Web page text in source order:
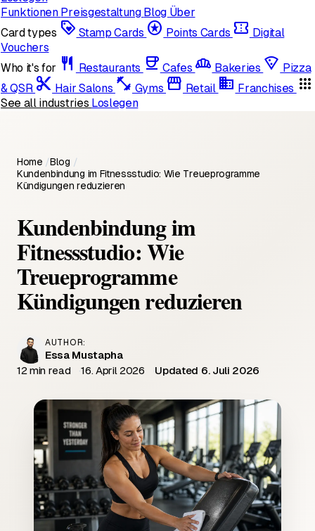
Funktionen Preisgestaltung Blog Über
Card types loyalty Stamp Cards stars Points Cards confirmation_number Digital
Vouchers
Who it's for restaurant Restaurants coffee Cafes bakery_dining Bakeries local_pizza Pizza
& QSR content_cut Hair Salons fitness_center Gyms storefront Retail domain Franchises apps
See all industries Loslegen
Home /Blog /
Kundenbindung im Fitnessstudio: Wie Treueprogramme
Kündigungen reduzieren
Kundenbindung im
Fitnessstudio: Wie
Treueprogramme
Kündigungen reduzieren
AUTHOR:
Essa Mustapha
12 min read
16. April 2026 Updated 6. Juli 2026